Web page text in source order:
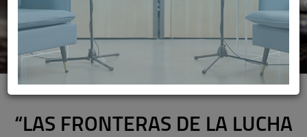
“LAS FRONTERAS DE LA LUCHA